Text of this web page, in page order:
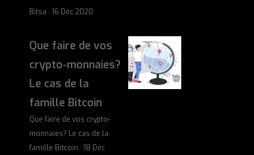
Bitsa · 16 Déc 2020
Que faire de vos
crypto-monnaies?
Le cas de la
famille Bitcoin
Que faire de vos crypto-
monnaies? Le cas de la
famille Bitcoin · 18 Déc